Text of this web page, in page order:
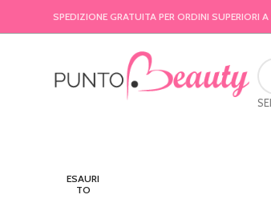
SPEDIZIONE GRATUITA PER ORDINI SUPERIORI
ESAURI
TO